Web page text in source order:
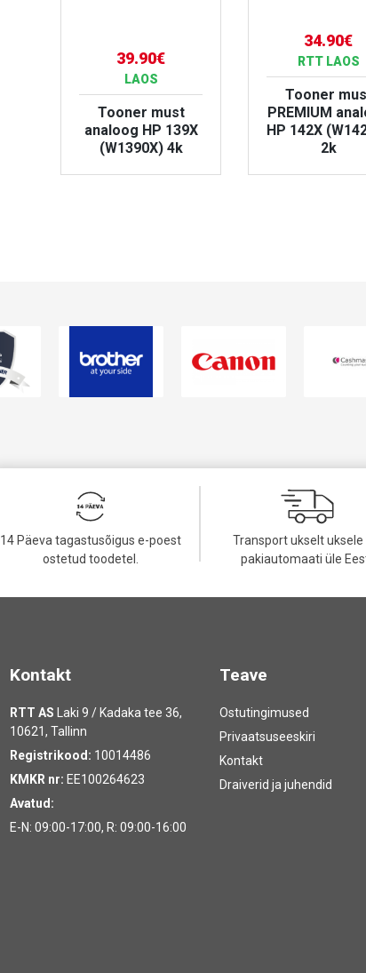
39.90€
LAOS
Tooner must
analoog HP 139X
(W1390X) 4k
34.90€
RTT LAOS
Tooner
PREMIUM
HP 142X
2k
14 Päeva tagastusõigus e-poest
ostetud toodetel.
Transport ukselt uksele
pakiautomaati üle
Kontakt
RTT AS Laki 9 / Kadaka tee 36,
10621, Tallinn
Registrikood: 10014486
KMKR nr: EE100264623
Avatud:
E-N: 09:00-17:00, R: 09:00-16:00
Teave
Ostutingimused
Privaatsuseeskiri
Kontakt
Draiverid ja juhendid